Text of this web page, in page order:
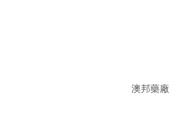
澳邦藥廠